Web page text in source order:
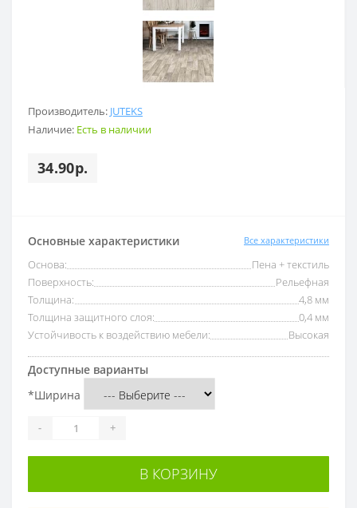
Производитель: JUTEKS
Наличие: Есть в наличии
34.90р.
Основные характеристики Все характеристики
Основа:
Пена + текстиль
Поверхность:
Рельефная
Толщина:
4,8 мм
Толщина защитного слоя:
0,4 мм
Устойчивость к воздействию мебели:
Высокая
Доступные варианты
*Ширина
- +
В КОРЗИНУ